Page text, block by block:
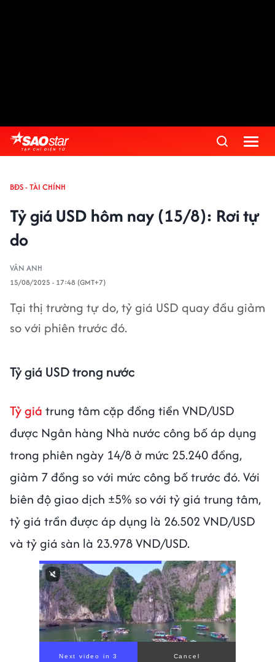
BĐS - TÀI CHÍNH
Tỷ giá USD hôm nay (15/8): Rơi tự
do
VÂN ANH
15/08/2025 - 17:48 (GMT+7)
Tại thị trường tự do, tỷ giá USD quay đầu giảm
so với phiên trước đó.
Tỷ giá USD trong nước
Tỷ giá trung tâm cặp đồng tiền VND/USD
được Ngân hàng Nhà nước công bố áp dụng
trong phiên ngày 14/8 ở mức 25.240 đồng,
giảm 7 đồng so với mức công bố trước đó. Với
biên độ giao dịch ±5% so với tỷ giá trung tâm,
tỷ giá trần được áp dụng là 26.502 VND/USD
và tỷ giá sàn là 23.978 VND/USD.
Next video in 1 Cancel